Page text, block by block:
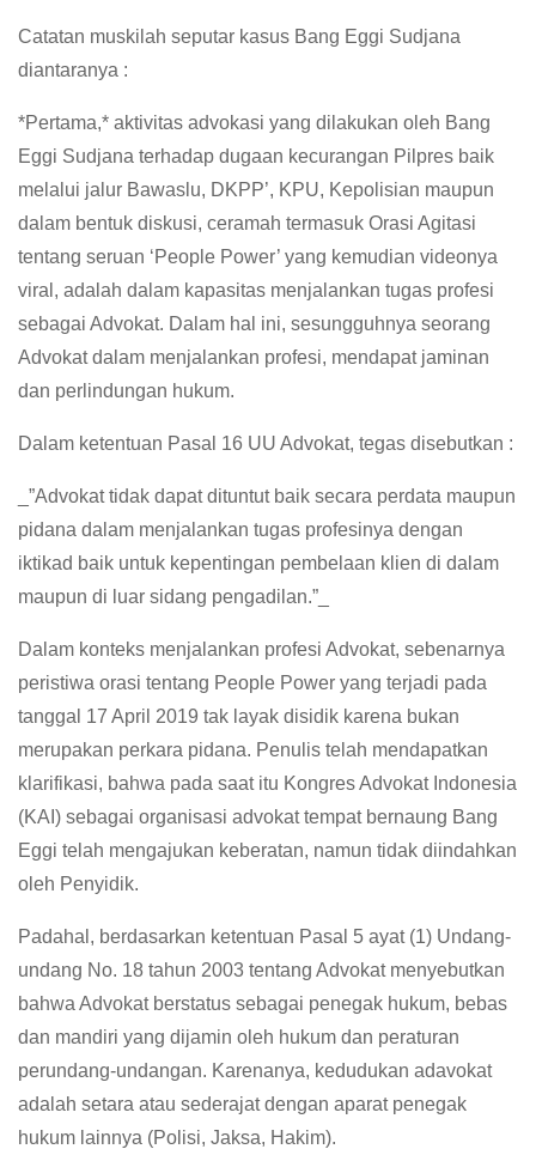
Catatan muskilah seputar kasus Bang Eggi Sudjana
diantaranya :
*Pertama,* aktivitas advokasi yang dilakukan oleh Bang
Eggi Sudjana terhadap dugaan kecurangan Pilpres baik
melalui jalur Bawaslu, DKPP’, KPU, Kepolisian maupun
dalam bentuk diskusi, ceramah termasuk Orasi Agitasi
tentang seruan ‘People Power’ yang kemudian videonya
viral, adalah dalam kapasitas menjalankan tugas profesi
sebagai Advokat. Dalam hal ini, sesungguhnya seorang
Advokat dalam menjalankan profesi, mendapat jaminan
dan perlindungan hukum.
Dalam ketentuan Pasal 16 UU Advokat, tegas disebutkan :
_”Advokat tidak dapat dituntut baik secara perdata maupun
pidana dalam menjalankan tugas profesinya dengan
iktikad baik untuk kepentingan pembelaan klien di dalam
maupun di luar sidang pengadilan.”_
Dalam konteks menjalankan profesi Advokat, sebenarnya
peristiwa orasi tentang People Power yang terjadi pada
tanggal 17 April 2019 tak layak disidik karena bukan
merupakan perkara pidana. Penulis telah mendapatkan
klarifikasi, bahwa pada saat itu Kongres Advokat Indonesia
(KAI) sebagai organisasi advokat tempat bernaung Bang
Eggi telah mengajukan keberatan, namun tidak diindahkan
oleh Penyidik.
Padahal, berdasarkan ketentuan Pasal 5 ayat (1) Undang-
undang No. 18 tahun 2003 tentang Advokat menyebutkan
bahwa Advokat berstatus sebagai penegak hukum, bebas
dan mandiri yang dijamin oleh hukum dan peraturan
perundang-undangan. Karenanya, kedudukan adavokat
adalah setara atau sederajat dengan aparat penegak
hukum lainnya (Polisi, Jaksa, Hakim).